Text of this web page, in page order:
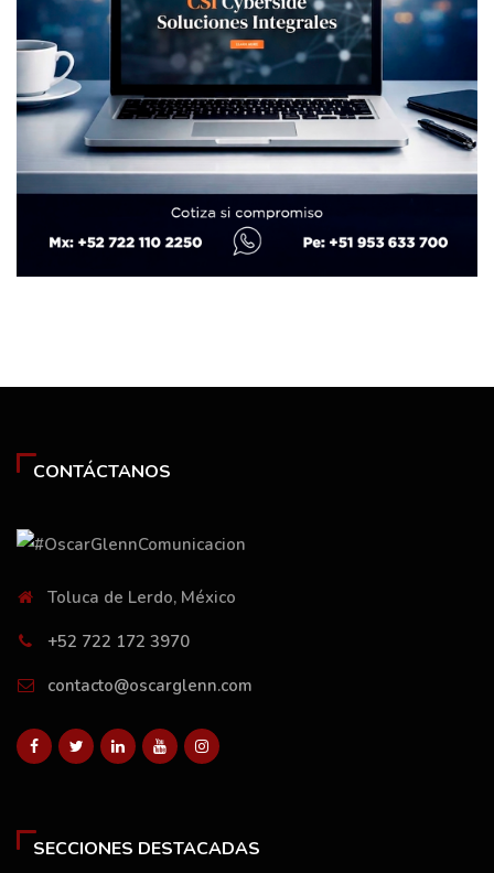
CONTÁCTANOS
Toluca de Lerdo, México
+52 722 172 3970
contacto@oscarglenn.com
SECCIONES DESTACADAS